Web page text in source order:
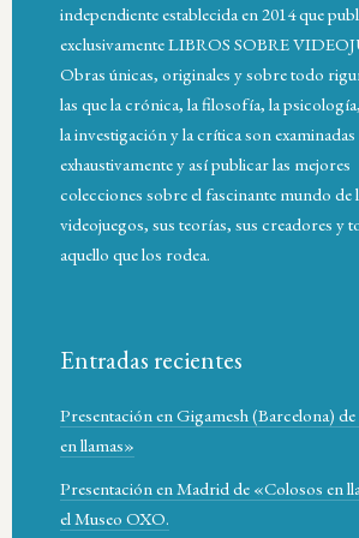
independiente establecida en 2014 que
exclusivamente LIBROS SOBRE
Obras únicas, originales y sobre todo
las que la crónica, la filosofía, la
la investigación y la crítica son examinadas
exhaustivamente y así publicar las mejores
colecciones sobre el fascinante mundo de
videojuegos, sus teorías, sus creadores y
aquello que los rodea.
Entradas recientes
Presentación en Gigamesh (Barcelona)
en llamas»
Presentación en Madrid de «Colosos en
el Museo OXO.